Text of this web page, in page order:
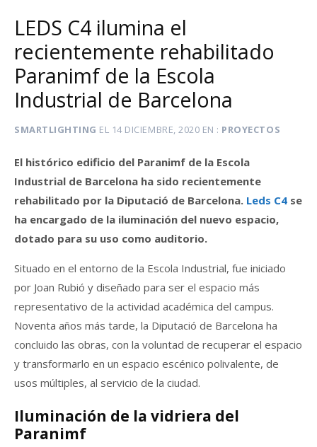
LEDS C4 ilumina el
recientemente rehabilitado
Paranimf de la Escola
Industrial de Barcelona
SMARTLIGHTING EL 14 DICIEMBRE, 2020 EN PROYECTOS
El histórico edificio del Paranimf de la Escola
Industrial de Barcelona ha sido recientemente
rehabilitado por la Diputació de Barcelona. Leds C4 se
ha encargado de la iluminación del nuevo espacio,
dotado para su uso como auditorio.
Situado en el entorno de la Escola Industrial, fue iniciado
por Joan Rubió y diseñado para ser el espacio más
representativo de la actividad académica del campus.
Noventa años más tarde, la Diputació de Barcelona ha
concluido las obras, con la voluntad de recuperar el espacio
y transformarlo en un espacio escénico polivalente, de
usos múltiples, al servicio de la ciudad.
Iluminación de la vidriera del
Paranimf